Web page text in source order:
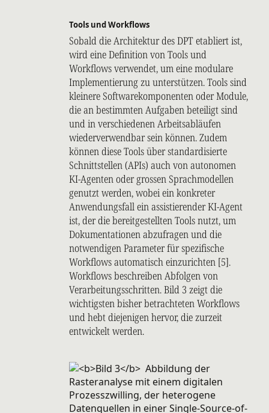
Tools und Workflows
Sobald die Architektur des DPT etabliert ist,
wird eine Definition von Tools und
Workflows verwendet, um eine modulare
Implementierung zu unterstützen. Tools sind
kleinere Softwarekomponenten oder Module,
die an bestimmten Aufgaben beteiligt sind
und in verschiedenen Arbeitsabläufen
wiederverwendbar sein können. Zudem
können diese Tools über standardisierte
Schnittstellen (APIs) auch von autonomen
KI-Agenten oder grossen Sprachmodellen
genutzt werden, wobei ein konkreter
Anwendungsfall ein assistierender KI-Agent
ist, der die bereitgestellten Tools nutzt, um
Dokumentationen abzufragen und die
notwendigen Parameter für spezifische
Workflows automatisch einzurichten [5].
Workflows beschreiben Abfolgen von
Verarbeitungsschritten. Bild 3 zeigt die
wichtigsten bisher betrachteten Workflows
und hebt diejenigen hervor, die zurzeit
entwickelt werden.